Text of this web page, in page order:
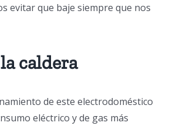
evitar que baje siempre que nos
caldera
de este electrodoméstico
eléctrico y de gas más